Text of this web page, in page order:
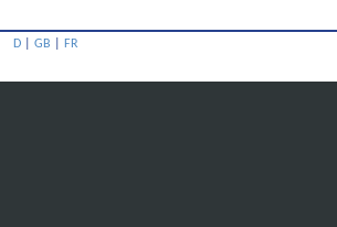
D GB FR